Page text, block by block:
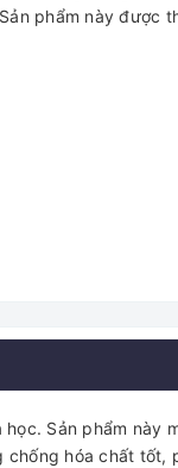
phẩm này được
Sản phẩm này
chống hóa chất tốt,